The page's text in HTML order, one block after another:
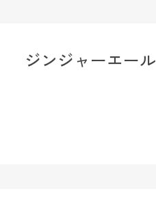
ジンジャーエール